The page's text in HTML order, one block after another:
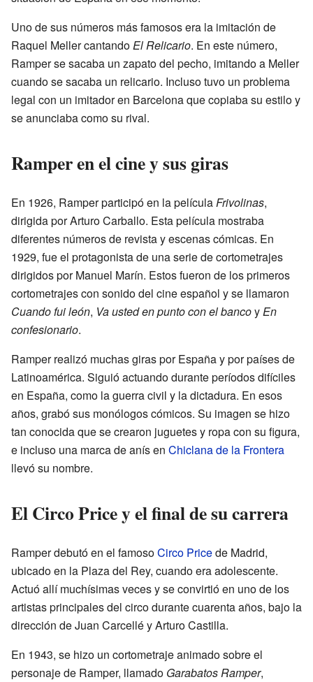
Uno de sus números más famosos era la imitación de
Raquel Meller cantandoEl Relicario. En este número,
Ramper se sacaba un zapato del pecho, imitando a Meller
cuando se sacaba un relicario. Incluso tuvo un problema
legal con un imitador en Barcelona que copiaba su estilo y
se anunciaba como su rival.
Ramper en el cine y sus giras
En 1926, Ramper participó en la películaFrivolinas,
dirigida por Arturo Carballo. Esta película mostraba
diferentes números de revista y escenas cómicas. En
1929, fue el protagonista de una serie de cortometrajes
dirigidos por Manuel Marín. Estos fueron de los primeros
cortometrajes con sonido del cine español y se llamaron
Cuando fui león, Va usted en punto con el bancoyEn
confesionario.
Ramper realizó muchas giras por España y por países de
Latinoamérica. Siguió actuando durante períodos difíciles
en España, como la guerra civil y la dictadura. En esos
años, grabó sus monólogos cómicos. Su imagen se hizo
tan conocida que se crearon juguetes y ropa con su figura,
e incluso una marca de anís en Chiclana de la Frontera
llevó su nombre.
El Circo Price y el final de su carrera
Ramper debutó en el famosoCirco Pricede Madrid,
ubicado en la Plaza del Rey, cuando era adolescente.
Actuó allí muchísimas veces y se convirtió en uno de los
artistas principales del circo durante cuarenta años, bajo la
dirección de Juan Carcellé y Arturo Castilla.
En 1943, se hizo un cortometraje animado sobre el
personaje de Ramper, llamado Garabatos Ramper,